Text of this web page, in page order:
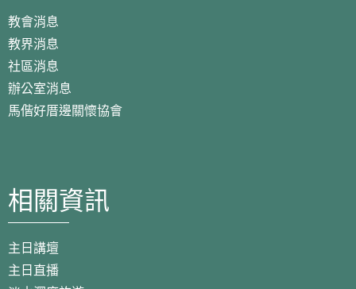
教會消息
教界消息
社區消息
辦公室消息
馬偕好厝邊關懷協會
相關資訊
主日講壇
主日直播